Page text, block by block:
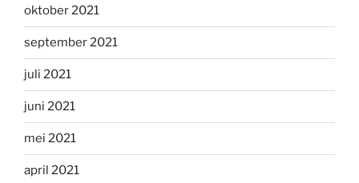
oktober 2021
september 2021
juli 2021
juni 2021
mei 2021
april 2021